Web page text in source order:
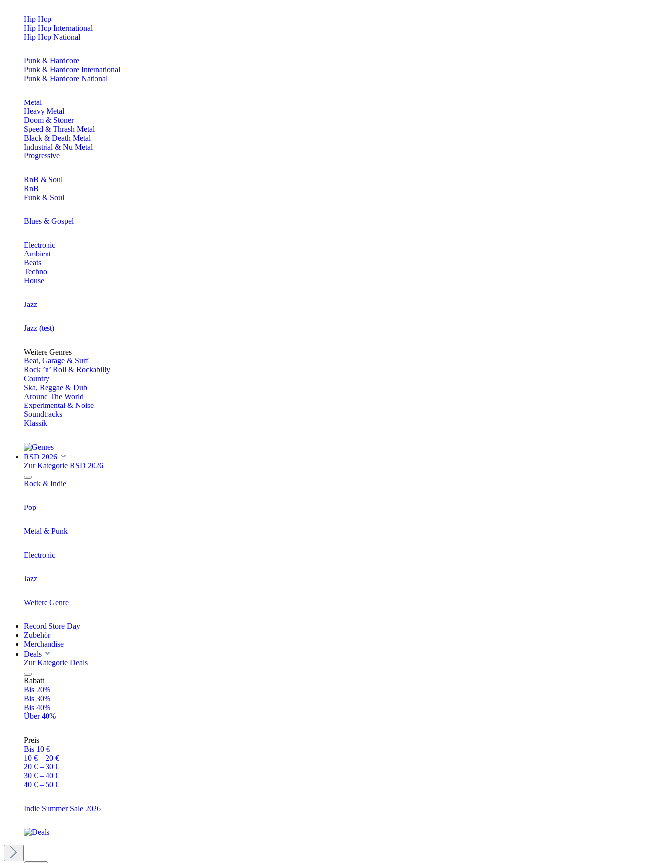
Hip Hop
Hip Hop International
Hip Hop National
Punk & Hardcore
Punk & Hardcore International
Punk & Hardcore National
Metal
Heavy Metal
Doom & Stoner
Speed & Thrash Metal
Black & Death Metal
Industrial & Nu Metal
Progressive
RnB & Soul
RnB
Funk & Soul
Blues & Gospel
Electronic
Ambient
Beats
Techno
House
Jazz
Jazz (test)
Weitere Genres
Beat, Garage & Surf
Rock ’n’ Roll & Rockabilly
Country
Ska, Reggae & Dub
Around The World
Experimental & Noise
Soundtracks
Klassik
RSD 2026
Zur Kategorie RSD 2026
Rock & Indie
Pop
Metal & Punk
Electronic
Jazz
Weitere Genre
Record Store Day
Zubehör
Merchandise
Deals
Zur Kategorie Deals
Rabatt
Bis 20%
Bis 30%
Bis 40%
Über 40%
Preis
Bis 10 €
10 € – 20 €
20 € – 30 €
30 € – 40 €
40 € – 50 €
Indie Summer Sale 2026